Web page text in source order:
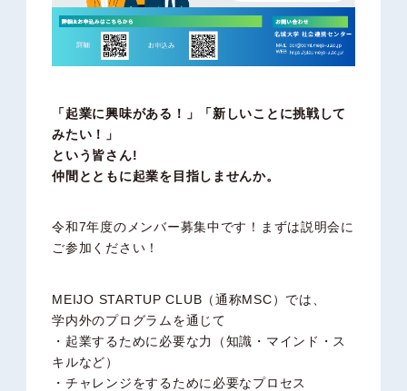
「起業に興味がある！」「新しいことに挑戦して
みたい！」
という皆さん!
仲間とともに起業を目指しませんか。
令和7年度のメンバー募集中です！まずは説明会に
ご参加ください！
MEIJO STARTUP CLUB（通称MSC）では、
学内外のプログラムを通じて
・起業するために必要な力（知識・マインド・ス
キルなど）
・チャレンジをするために必要なプロセス